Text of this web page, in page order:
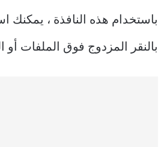
باستخدام هذه النافذة ، يمكنك
بالنقر المزدوج فوق الملفات أو